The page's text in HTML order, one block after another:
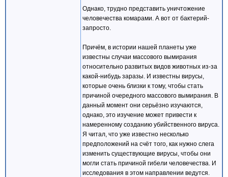
Однако, трудно представить уничтожение
человечества комарами. А вот от бактерий-
запросто.
Причём, в истории нашей планеты уже
известны случаи массового вымирания
относительно развитых видов животных из-за
какой-нибудь заразы. И известны вирусы,
которые очень близки к тому, чтобы стать
причиной очередного массового вымирания. В
данный момент они серьёзно изучаются,
однако, это изучение может привести к
намеренному созданию убийственного вируса.
Я читал, что уже известно несколько
предположений на счёт того, как нужно слега
изменить существующие вирусы, чтобы они
могли стать причиной гибели человечества. И
исследования в этом направлении ведутся.